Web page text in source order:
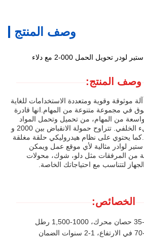
وصف المنتج
تحويل الحمل 000-2 مع دلاء
وصف المنتج:
موثوقة وقوية ومتعددة الاستخدامات للغاية
في مجموعة متنوعة من المهام.انها قادرة
من المهام، من تحميل وتحمل المواد
إلى الحفر والتصنيف والملء الخلفي. تتراوح حمولة الانقباض بين 2000 و
يحتوي على نظام هيدروليكي حلقة مغلقة
لوادر مثالية لأي موقع عمل ويمكن
من المرفقات مثل دلو، شوك، محولات
لتتناسب مع احتياجاتك الخاصة.
الخصائص:
: 25-35 حصان محرك، 1000-1,500 رطل